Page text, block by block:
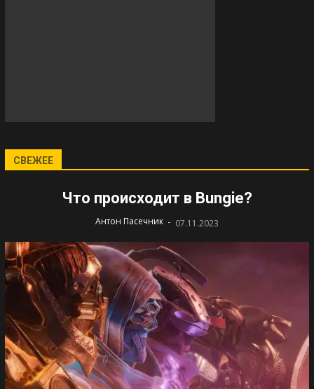
СВЕЖЕЕ
Что происходит в Bungie?
Антон Пасечник - 07.11.2023